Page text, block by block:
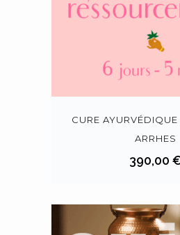
CURE
ARRHES
390,00